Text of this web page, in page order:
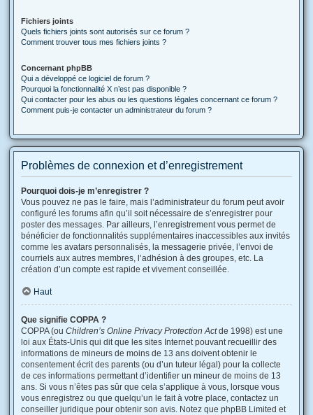
Fichiers joints
Quels fichiers joints sont autorisés sur ce forum ?
Comment trouver tous mes fichiers joints ?
Concernant phpBB
Qui a développé ce logiciel de forum ?
Pourquoi la fonctionnalité X n’est pas disponible ?
Qui contacter pour les abus ou les questions légales concernant ce forum ?
Comment puis-je contacter un administrateur du forum ?
Problèmes de connexion et d’enregistrement
Pourquoi dois-je m’enregistrer ?
Vous pouvez ne pas le faire, mais l’administrateur du forum peut avoir
configuré les forums afin qu’il soit nécessaire de s’enregistrer pour
poster des messages. Par ailleurs, l’enregistrement vous permet de
bénéficier de fonctionnalités supplémentaires inaccessibles aux invités
comme les avatars personnalisés, la messagerie privée, l’envoi de
courriels aux autres membres, l’adhésion à des groupes, etc. La
création d’un compte est rapide et vivement conseillée.
Haut
Que signifie COPPA ?
COPPA (ou Children’s Online Privacy Protection Actde 1998) est une
loi aux États-Unis qui dit que les sites Internet pouvant recueillir des
informations de mineurs de moins de 13 ans doivent obtenir le
consentement écrit des parents (ou d’un tuteur légal) pour la collecte
de ces informations permettant d’identifier un mineur de moins de 13
ans. Si vous n’êtes pas sûr que cela s’applique à vous, lorsque vous
vous enregistrez ou que quelqu’un le fait à votre place, contactez un
conseiller juridique pour obtenir son avis. Notez que phpBB Limited et